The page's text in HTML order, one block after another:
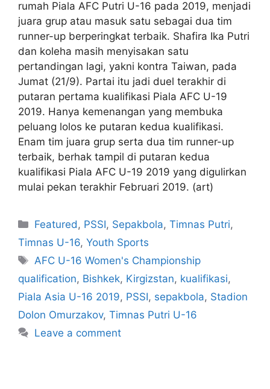
rumah Piala AFC Putri U-16 pada 2019, menjadi
juara grup atau masuk satu sebagai dua tim
runner-up berperingkat terbaik. Shafira Ika Putri
dan koleha masih menyisakan satu
pertandingan lagi, yakni kontra Taiwan, pada
Jumat (21/9). Partai itu jadi duel terakhir di
putaran pertama kualifikasi Piala AFC U-19
2019. Hanya kemenangan yang membuka
peluang lolos ke putaran kedua kualifikasi.
Enam tim juara grup serta dua tim runner-up
terbaik, berhak tampil di putaran kedua
kualifikasi Piala AFC U-19 2019 yang digulirkan
mulai pekan terakhir Februari 2019. (art)
Featured , PSSI, Sepakbola,Timnas Putri,
Timnas U-16, Youth Sports
AFC U-16 Women's Championship
qualification, Bishkek, Kirgizstan, kualifikasi,
Piala Asia U-16 2019, PSSI, sepakbola, Stadion
Dolon Omurzakov, Timnas Putri U-16
Leave a comment